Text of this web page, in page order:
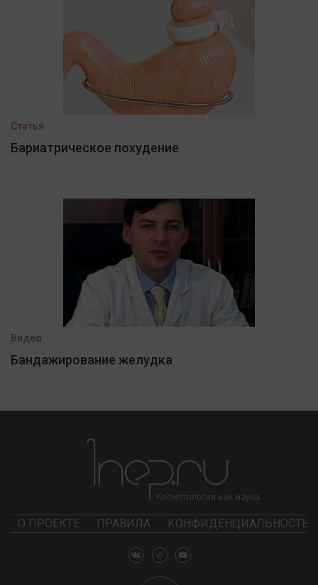
Статья
Бариатрическое похудение
Видео
Бандажирование желудка
О ПРОЕКТЕ ПРАВИЛА КОНФИДЕНЦИАЛЬНОСТЬ